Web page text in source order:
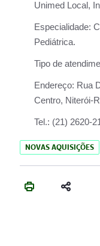
Unimed Local,
Especialidade:
Pediátrica.
Tipo de
Endereço: Rua
Centro, Niterói-
Tel.: (21) 2620-
NOVAS AQUISIÇÕES